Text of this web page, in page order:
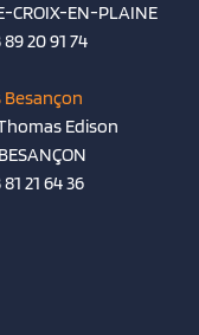
CROIX-EN-PLAINE
89 20 91 74
Edison
21 64 36